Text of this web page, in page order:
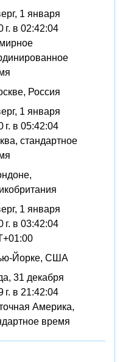
1 января
г. в 02:42:04
Россия
1 января
г. в 05:42:04
стандартное
1 января
г. в 03:42:04
Йорке, США
31 декабря
г. в 21:42:04
Америка,
время